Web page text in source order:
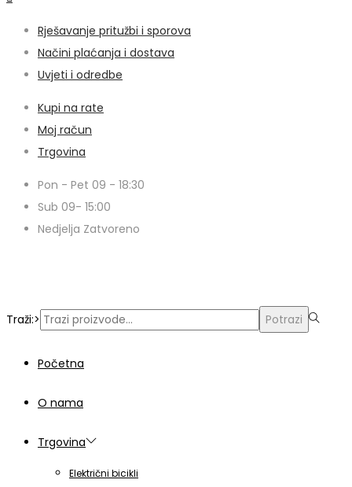
Rješavanje pritužbi i sporova
Načini plaćanja i dostava
Uvjeti i odredbe
Kupi na rate
Moj račun
Trgovina
Pon - Pet 09 - 18:30
Sub 09- 15:00
Nedjelja Zatvoreno
Traži:> Potrazi
Početna
O nama
Trgovina
Električni bicikli